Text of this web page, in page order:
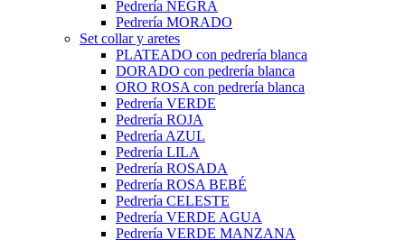
Pedrería NEGRA
Pedrería MORADO
Set collar y aretes
PLATEADO con pedrería blanca
DORADO con pedrería blanca
ORO ROSA con pedrería blanca
Pedrería VERDE
Pedrería ROJA
Pedrería AZUL
Pedrería LILA
Pedrería ROSADA
Pedrería ROSA BEBÉ
Pedrería CELESTE
Pedrería VERDE AGUA
Pedrería VERDE MANZANA